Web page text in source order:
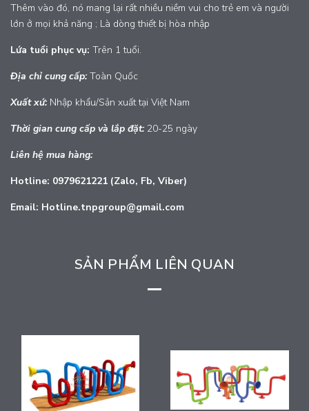
Thêm vào đó, nó mang lại rất nhiều niềm vui cho trẻ em và người
lớn ở mọi khả năng ; Là dòng thiết bị hòa nhập
Lứa tuổi phục vụ: Trên 1 tuổi.
Địa chỉ cung cấp:Toàn Quốc
Xuấtxứ:Nhập khẩu/Sản xuất tại Việt Nam
Thời gian cung cấp và lắp đặt:20-25 ngày
Liên hệ mua hàng:
Hotline: 0979621221 (Zalo, Fb, Viber)
Email: Hotline.tnpgroup@gmail.com
SẢN PHẨM LIÊN QUAN